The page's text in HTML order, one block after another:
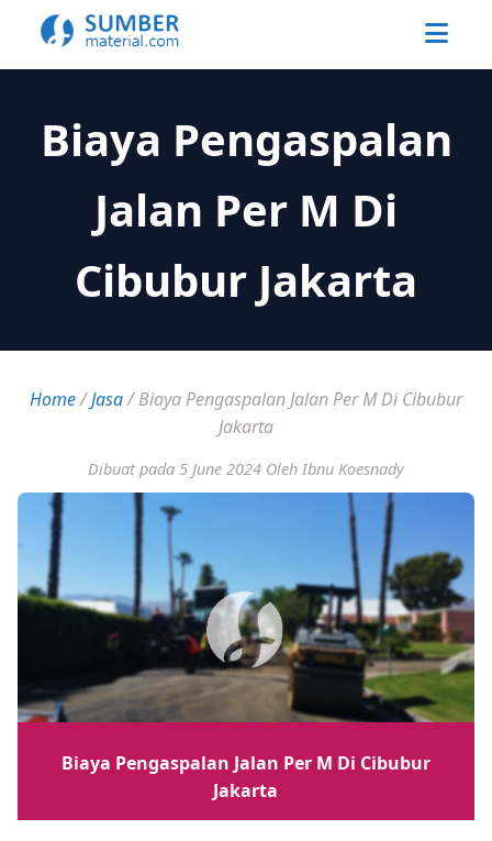
Biaya Pengaspalan
Jalan Per M Di
Cibubur Jakarta
Home/Jasa/Biaya Pengaspalan Jalan Per M Di Cibubur
Jakarta
Dibuat pada 5 June 2024 Oleh Ibnu Koesnady
Biaya Pengaspalan Jalan Per M Di Cibubur
Jakarta